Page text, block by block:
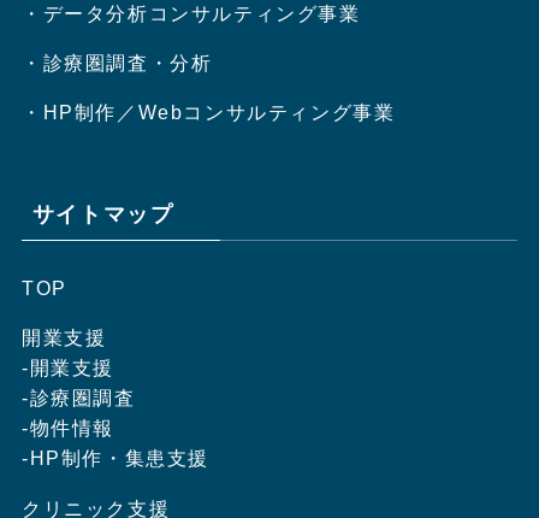
・データ分析コンサルティング事業
・診療圏調査・分析
・HP制作／Webコンサルティング事業
サイトマップ
TOP
開業支援
-開業支援
-診療圏調査
-物件情報
-HP制作・集患支援
クリニック支援